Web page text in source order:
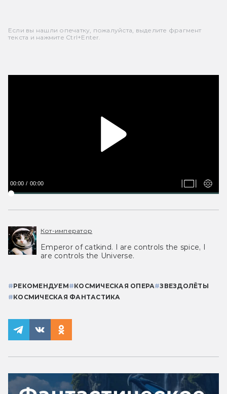
Если вы нашли опечатку, пожалуйста, выделите фрагмент
текста и нажмите Ctrl+Enter.
00:00 00:00
Кот-император
Emperor of catkind. I are controls the spice, I
are controls the Universe.
#РЕКОМЕНДУЕМ#КОСМИЧЕСКАЯ ОПЕРА#ЗВЕЗДОЛЁТЫ
#КОСМИЧЕСКАЯ ФАНТАСТИКА